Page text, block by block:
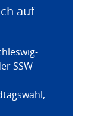
auf
SSW-